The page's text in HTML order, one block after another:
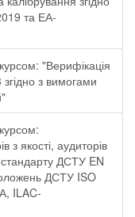
та ЕА-
"Верифікація
з вимогами
з якості, аудиторів
ДСТУ EN
ДСТУ ISO
ILAC-